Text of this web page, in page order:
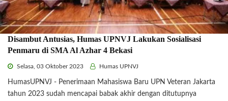
Disambut Antusias, Humas UPNVJ Lakukan Sosialisasi
Penmaru di SMA Al Azhar 4 Bekasi
Selasa, 03 Oktober 2023 Humas UPNVJ
HumasUPNVJ - Penerimaan Mahasiswa Baru UPN Veteran Jakarta
tahun 2023 sudah mencapai babak akhir dengan ditutupnya